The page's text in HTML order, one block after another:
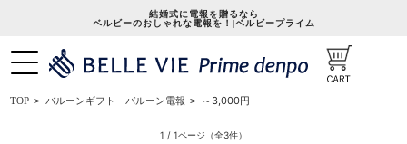
結婚式に電報を贈るなら
ベルビーのおしゃれな電報を！|ベルビープライム
TOP > バルーンギフト バルーン電報 > ～3,000円
1 / 1ページ （全3件）